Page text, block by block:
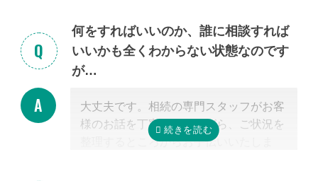
何をすればいいのか、誰に相談すれば
いいかも全くわからない状態なのです
が…
大丈夫です。相続の専門スタッフがお客
様のお話を丁寧に伺いながら、ご状況を
整理するところからお手伝いいたしま